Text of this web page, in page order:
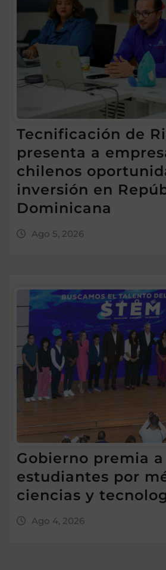
Tecnificación de
presenta a
chilenos
inversión en
Dominicana
Ago 5, 2026
Gobierno premia a
estudiantes por
ciencias y
Ago 4, 2026